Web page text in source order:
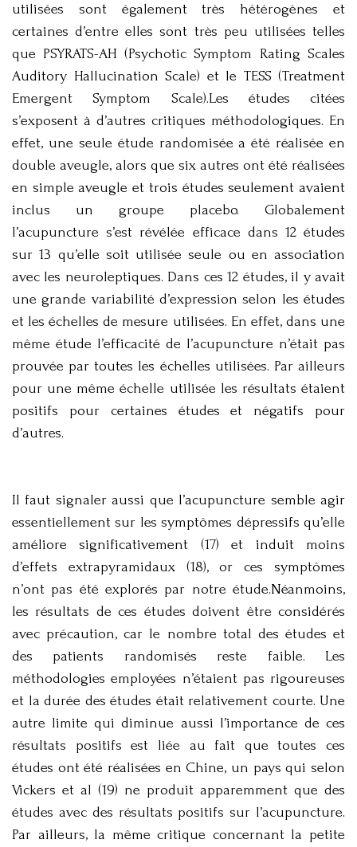
utilisées sont également très hétérogènes et
certaines d’entre elles sont très peu utilisées telles
que PSYRATS-AH (Psychotic Symptom Rating Scales
Auditory Hallucination Scale) et le TESS (Treatment
Emergent Symptom Scale).Les études citées
s’exposent à d’autres critiques méthodologiques. En
effet, une seule étude randomisée a été réalisée en
double aveugle, alors que six autres ont été réalisées
en simple aveugle et trois études seulement avaient
inclus un groupe placebo. Globalement
l’acupuncture s’est révélée efficace dans 12 études
sur 13 qu’elle soit utilisée seule ou en association
avec les neuroleptiques. Dans ces 12 études, il y avait
une grande variabilité d’expression selon les études
et les échelles de mesure utilisées. En effet, dans une
même étude l’efficacité de l’acupuncture n’était pas
prouvée par toutes les échelles utilisées. Par ailleurs
pour une même échelle utilisée les résultats étaient
positifs pour certaines études et négatifs pour
d’autres.
Il faut signaler aussi que l’acupuncture semble agir
essentiellement sur les symptômes dépressifs qu’elle
améliore significativement (17) et induit moins
d’effets extrapyramidaux (18), or ces symptômes
n’ont pas été explorés par notre étude.Néanmoins,
les résultats de ces études doivent être considérés
avec précaution, car le nombre total des études et
des patients randomisés reste faible. Les
méthodologies employées n’étaient pas rigoureuses
et la durée des études était relativement courte. Une
autre limite qui diminue aussi l’importance de ces
résultats positifs est liée au fait que toutes ces
études ont été réalisées en Chine, un pays qui selon
Vickers et al (19) ne produit apparemment que des
études avec des résultats positifs sur l’acupuncture.
Par ailleurs, la même critique concernant la petite